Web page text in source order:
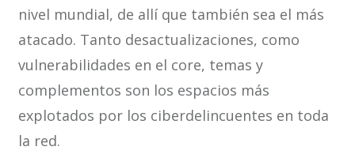
nivel mundial, de allí que también sea el más
atacado. Tanto desactualizaciones, como
vulnerabilidades en el core, temas y
complementos son los espacios más
explotados por los ciberdelincuentes en toda
la red.